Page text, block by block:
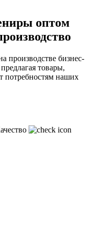
оптом
производстве бизнес-
товары,
потребностям наших